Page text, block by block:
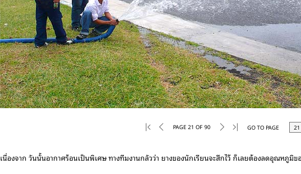
PAGE 21 OF 90 GO TO PAGE
เนื่องจาก วันนั้นอากาศร้อนเป็นพิเศษ ทางทีมงานกลัวว่า ยางของนักเรียนจะสึกไว้ ก็เลยต้องลดอุณหภู